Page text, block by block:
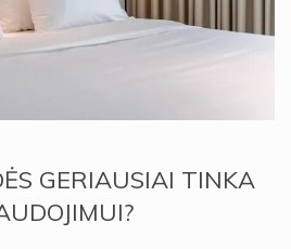
GERIAUSIAI TINKA